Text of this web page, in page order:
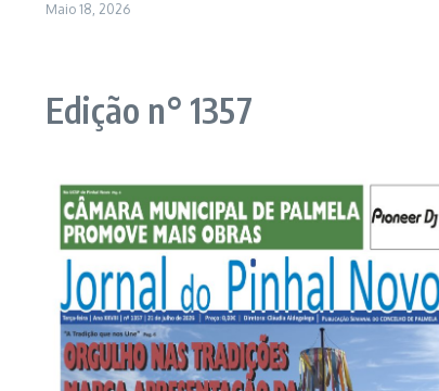
Maio 18, 2026
Edição n° 1357